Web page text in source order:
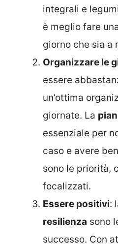
integrali e
è meglio fare
giorno che sia a
Organizzare le
essere
un’ottima
giornate. La
essenziale per
caso e avere
sono le priorità,
focalizzati.
Essere positivi:
resilienza sono
successo. Con